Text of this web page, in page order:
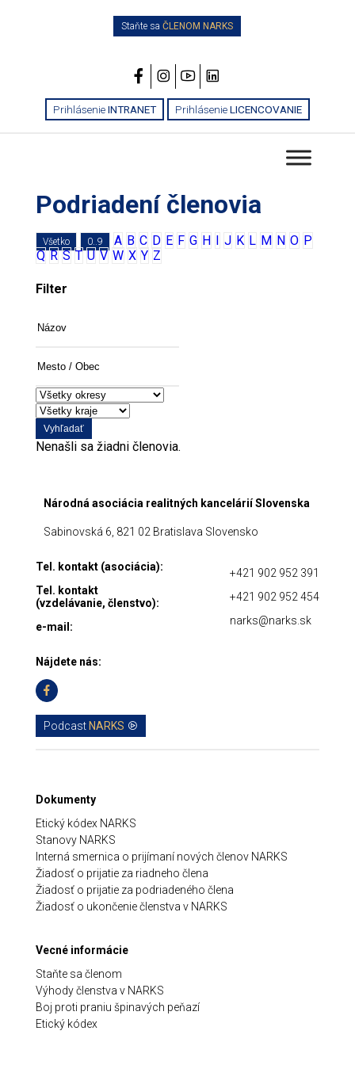
Staňte saČLENOM NARKS
PrihlásenieINTRANET PrihlásenieLICENCOVANIE
Podriadení členovia
Všetko 0..9 A B C D E F G H I J K L M N O P
Q R S T U V W X Y Z
Filter
/
Obec
Vyhľadať
Nenašli sa žiadni členovia.
Národná asociácia realitných kancelárií Slovenska
Sabinovská 6, 821 02 Bratislava Slovensko
Tel. kontakt (asociácia):
Tel. kontakt
(vzdelávanie, členstvo):
e-mail:
+421 902 952 391
+421 902 952 454
narks@narks.sk
Nájdete nás:
Podcast NARKS
Dokumenty
Etický kódex NARKS
Stanovy NARKS
Interná smernica o prijímaní nových členov NARKS
Žiadosť o prijatie za riadneho člena
Žiadosť o prijatie za podriadeného člena
Žiadosť o ukončenie členstva v NARKS
Vecné informácie
Staňte sa členom
Výhody členstva v NARKS
Boj proti praniu špinavých peňazí
Etický kódex